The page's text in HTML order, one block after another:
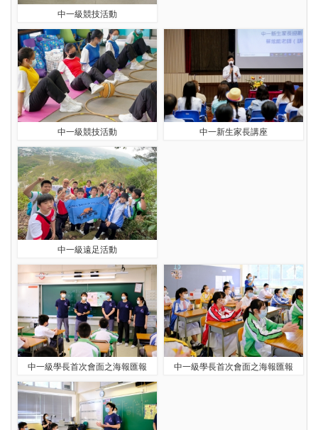
中一級競技活動
中一級競技活動 中一新生家長講座
中一級遠足活動
中一級學長首次會面之海報匯報 中一級學長首次會面之海報匯報